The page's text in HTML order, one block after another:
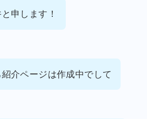
申します！
紹介ページは作成中でして